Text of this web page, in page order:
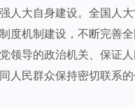
人大自身建设。全国人
度机制建设，不断完善
领导的政治机关、保证
人民群众保持密切联系